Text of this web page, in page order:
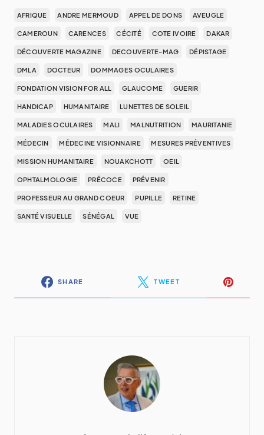
AFRIQUE ANDRE MERMOUD APPEL DE DONS AVEUGLE
CAMEROUN CARENCES CÉCITÉ COTE IVOIRE DAKAR
DÉCOUVERTE MAGAZINE DECOUVERTE-MAG DÉPISTAGE
DMLA DOCTEUR DOMMAGES OCULAIRES
FONDATION VISION FOR ALL GLAUCOME GUERIR
HANDICAP HUMANITAIRE LUNETTES DE SOLEIL
MALADIES OCULAIRES MALI MALNUTRITION MAURITANIE
MÉDECIN MÉDECINE VISIONNAIRE MESURES PRÉVENTIVES
MISSION HUMANITAIRE NOUAKCHOTT OEIL
OPHTALMOLOGIE PRÉCOCE PRÉVENIR
PROFESSEUR AU GRAND COEUR PUPILLE RETINE
SANTÉ VISUELLE SÉNÉGAL VUE
SHARE TWEET